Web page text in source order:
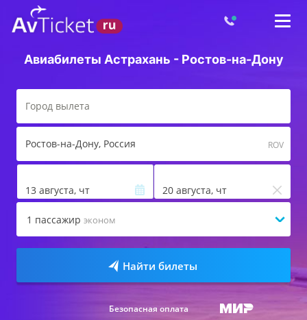
Авиабилеты Астрахань - Ростов-на-Дону
Ростов-на-Дону, Россия ROV
13 августа, чт 20 августа, чт
1 пассажир эконом
Найти билеты
Безопасная оплата